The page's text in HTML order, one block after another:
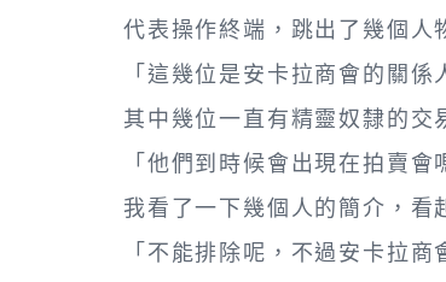
代表操作終端，跳出了幾個人
「這幾位是安卡拉商會的關
其中幾位一直有精靈奴隸的交
「他們到時候會出現在拍賣會
我看了一下幾個人的簡介，看
「不能排除呢，不過安卡拉商